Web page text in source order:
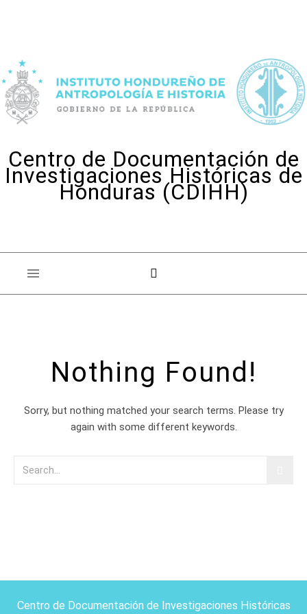
Centro de Documentación de
Investigaciones Históricas de
Honduras (CDIHH)
Nothing Found!
Sorry, but nothing matched your search terms. Please try
again with some different keywords.
Centro de Documentación de Investigaciones Históricas